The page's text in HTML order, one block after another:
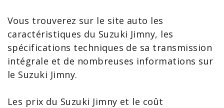
Vous trouverez sur le site auto les
caractéristiques du Suzuki Jimny, les
spécifications techniques de sa transmission
intégrale et de nombreuses informations sur
le Suzuki Jimny.
Les prix du Suzuki Jimny et le coût